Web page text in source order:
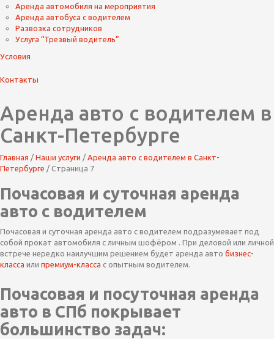
Аренда автомобиля на мероприятия
Аренда автобуса с водителем
Развозка сотрудников
Услуга “Трезвый водитель”
Условия
Контакты
Аренда авто с водителем в
Санкт-Петербурге
Главная / Наши услуги / Аренда авто с водителем в Санкт-
Петербурге / Страница 7
Почасовая и суточная аренда
авто с водителем
Почасовая и суточная аренда авто с водителем подразумевает под
собой прокат автомобиля с личным шофёром . При деловой или личной
встрече нередко наилучшим решением будет аренда авто бизнес-
класса или премиум-класса с опытным водителем.
Почасовая и посуточная аренда
авто в СПб покрывает
большинство задач: